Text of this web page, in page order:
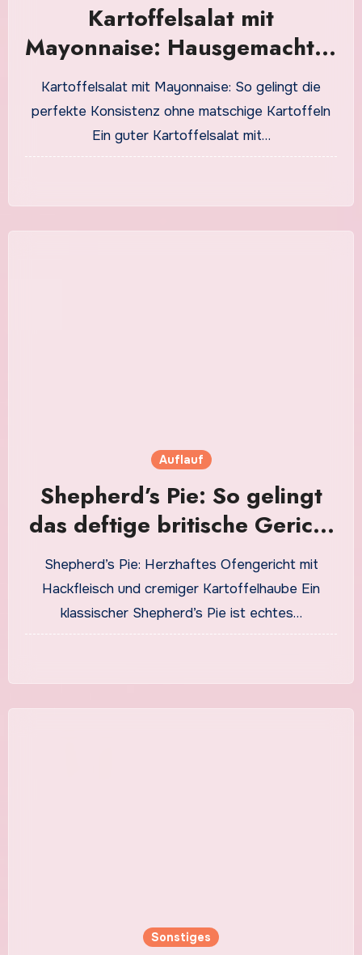
Kartoffelsalat mit
Mayonnaise: Hausgemachter
Genuss mit Gurken, Eiern
und Kräutern
Kartoffelsalat mit Mayonnaise: So gelingt die
perfekte Konsistenz ohne matschige Kartoffeln
Ein guter Kartoffelsalat mit…
Auflauf
Shepherd’s Pie: So gelingt
das deftige britische Gericht
besonders aromatisch
Shepherd’s Pie: Herzhaftes Ofengericht mit
Hackfleisch und cremiger Kartoffelhaube Ein
klassischer Shepherd’s Pie ist echtes…
Sonstiges